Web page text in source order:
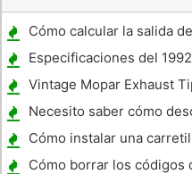
Cómo calcular la salida
en un HP
Especificaciones del
Vintage Mopar Exhaust
Necesito saber cómo
Puerta de cochera en un
Cómo instalar una
Cómo borrar los códigos